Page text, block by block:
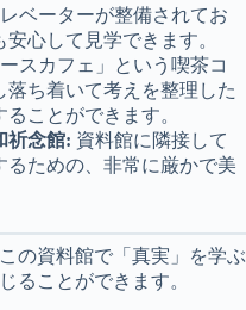
ベーターが整備されてお
心して見学できます。
スカフェ」という喫茶コ
ち着いて考えを整理した
ことができます。
祈念館: 資料館に隣接して
ための、非常に厳かで美
の資料館で「真実」を学ぶ
ることができます。